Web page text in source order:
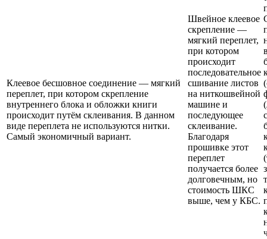
Клеевое бесшовное соединение — мягкий
переплет, при котором скрепление
внутреннего блока и обложки книги
происходит путём склеивания. В данном
виде переплета не используются нитки.
Самый экономичный вариант.
Швейное клеевое
скрепление —
мягкий переплет,
при котором
происходит
последовательное
сшивание листов
на ниткошвейной
машине и
последующее
склеивание.
Благодаря
прошивке этот
переплет
получается более
долговечным, но
стоимость ШКС
выше, чем у КБС.